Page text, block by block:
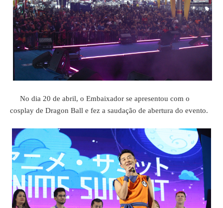
No dia 20 de abril, o Embaixador se apresentou com o
cosplay de Dragon Ball e fez a saudação de abertura do evento.